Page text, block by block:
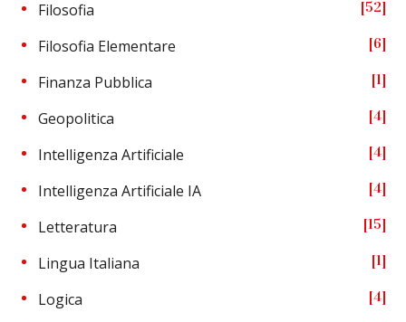
Filosofia 52
Filosofia Elementare 6
Finanza Pubblica 1
Geopolitica 4
Intelligenza Artificiale 4
Intelligenza Artificiale IA 4
Letteratura 15
Lingua Italiana 1
Logica 4